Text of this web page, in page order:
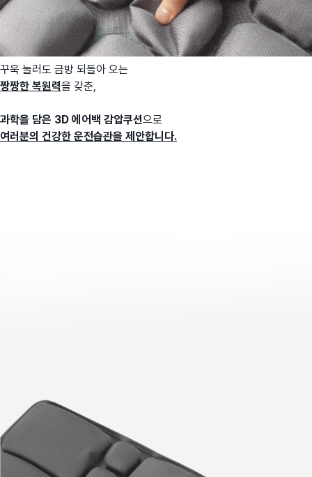
꾸욱 눌러도 금방 되돌아 오는
짱짱한 복원력을 갖춘,
과학을 담은 3D 에어백 감압쿠션으로
여러분의 건강한 운전습관을 제안합니다.